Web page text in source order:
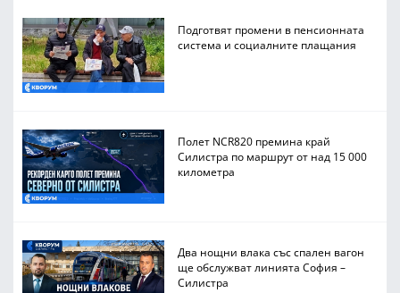
Подготвят промени в пенсионната
система и социалните плащания
Полет NCR820 премина край
Силистра по маршрут от над 15 000
километра
Два нощни влака със спален вагон
ще обслужват линията София –
Силистра